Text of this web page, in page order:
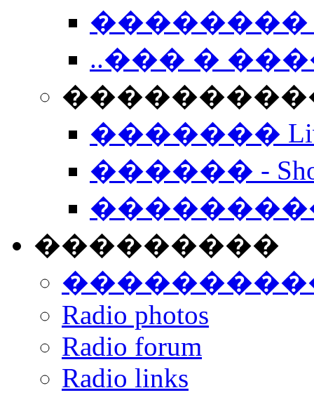
��������
..��� �
����������
�������
������ -
���������
Radio photos
Radio forum
Radio links